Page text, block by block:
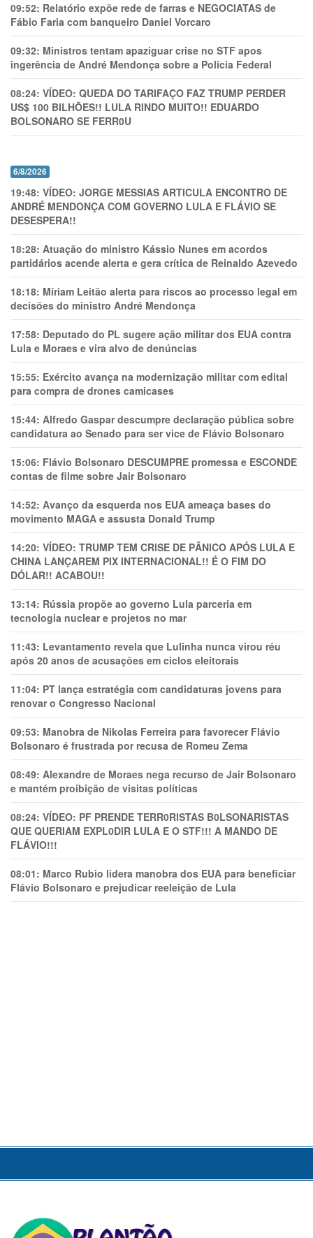
09:52: Relatório expõe rede de farras e NEGOCIATAS de
Fábio Faria com banqueiro Daniel Vorcaro
09:32: Ministros tentam apaziguar crise no STF apos
ingerência de André Mendonça sobre a Polícia Federal
08:24: VÍDEO: QUEDA DO TARIFAÇO FAZ TRUMP PERDER
US$ 100 BILHÕES!! LULA RINDO MUITO!! EDUARDO
BOLSONARO SE FERR0U
6/8/2026
19:48: VÍDEO: JORGE MESSIAS ARTICULA ENCONTRO DE
ANDRÉ MENDONÇA COM GOVERNO LULA E FLÁVIO SE
DESESPERA!!
18:28: Atuação do ministro Kássio Nunes em acordos
partidários acende alerta e gera crítica de Reinaldo Azevedo
18:18: Míriam Leitão alerta para riscos ao processo legal em
decisões do ministro André Mendonça
17:58: Deputado do PL sugere ação militar dos EUA contra
Lula e Moraes e vira alvo de denúncias
15:55: Exército avança na modernização militar com edital
para compra de drones camicases
15:44: Alfredo Gaspar descumpre declaração pública sobre
candidatura ao Senado para ser vice de Flávio Bolsonaro
15:06: Flávio Bolsonaro DESCUMPRE promessa e ESCONDE
contas de filme sobre Jair Bolsonaro
14:52: Avanço da esquerda nos EUA ameaça bases do
movimento MAGA e assusta Donald Trump
14:20: VÍDEO: TRUMP TEM CRlSE DE PÂNlCO APÓS LULA E
CHINA LANÇAREM PIX INTERNACIONAL!! É O FIM DO
DÓLAR!! ACABOU!!
13:14: Rússia propõe ao governo Lula parceria em
tecnologia nuclear e projetos no mar
11:43: Levantamento revela que Lulinha nunca virou réu
após 20 anos de acusações em ciclos eleitorais
11:04: PT lança estratégia com candidaturas jovens para
renovar o Congresso Nacional
09:53: Manobra de Nikolas Ferreira para favorecer Flávio
Bolsonaro é frustrada por recusa de Romeu Zema
08:49: Alexandre de Moraes nega recurso de Jair Bolsonaro
e mantém proibição de visitas políticas
08:24: VÍDEO: PF PRENDE TERR0RlSTAS B0LSONARlSTAS
QUE QUERIAM EXPL0DlR LULA E O STF!!! A MANDO DE
FLÁVIO!!!
08:01: Marco Rubio lidera manobra dos EUA para beneficiar
Flávio Bolsonaro e prejudicar reeleição de Lula